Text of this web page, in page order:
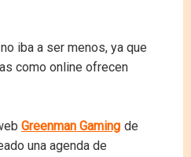
no iba a ser menos, ya que
como online ofrecen
Greenman Gaming de
una agenda de